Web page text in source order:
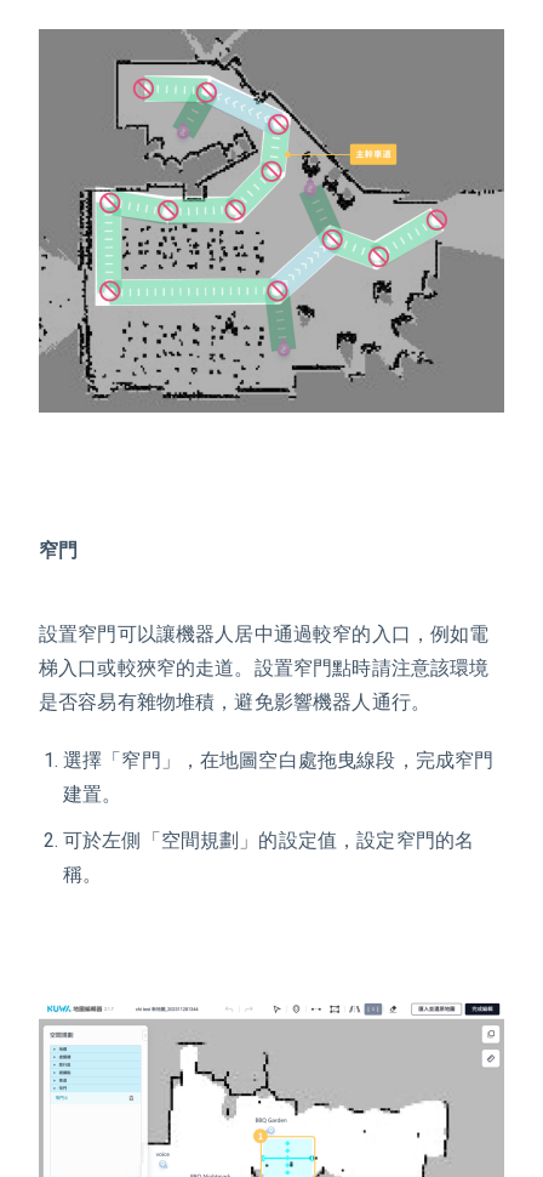
窄門
設置窄門可以讓機器人居中通過較窄的入口 ，例如電
梯入口或較狹窄的走道。設置窄門點時請注意該環境
是否容易有雜物堆積，避免影響機器人通行。
選擇「窄門」，在地圖空白處拖曳線段，完成窄門
建置。
可於左側「空間規劃」的設定值，設定窄門的名
稱。